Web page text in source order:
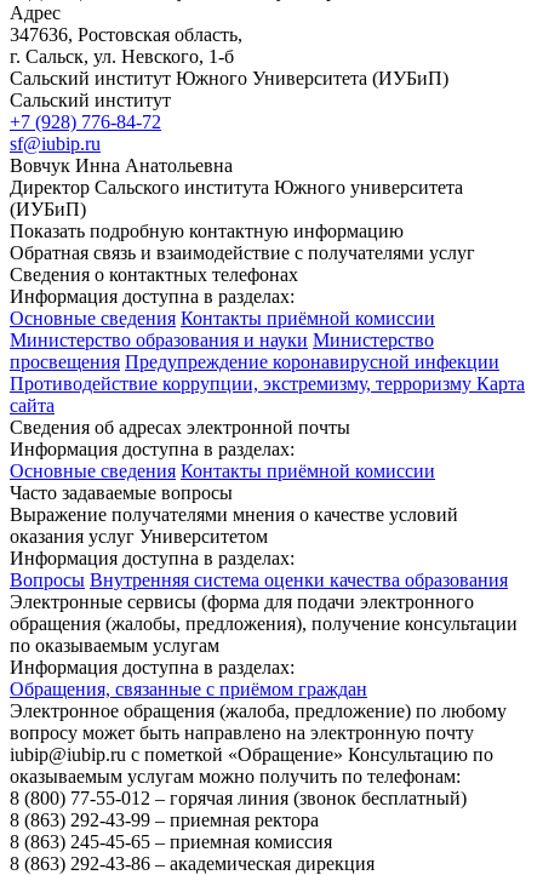
Адрес
347636, Ростовская область,
г. Сальск, ул. Невского, 1-б
Сальский институт Южного Университета (ИУБиП)
Сальский институт
+7 (928) 776-84-72
sf@iubip.ru
Вовчук Инна Анатольевна
Директор Сальского института Южного университета
(ИУБиП)
Показать подробную контактную информацию
Обратная связь и взаимодействие с получателями услуг
Сведения о контактных телефонах
Информация доступна в разделах:
Основные сведения Контакты приёмной комиссии
Министерство образования и науки Министерство
просвещения Предупреждение коронавирусной инфекции
Противодействие коррупции, экстремизму, терроризму Карта
сайта
Сведения об адресах электронной почты
Информация доступна в разделах:
Основные сведения Контакты приёмной комиссии
Часто задаваемые вопросы
Выражение получателями мнения о качестве условий
оказания услуг Университетом
Информация доступна в разделах:
Вопросы Внутренняя система оценки качества образования
Электронные сервисы (форма для подачи электронного
обращения (жалобы, предложения), получение консультации
по оказываемым услугам
Информация доступна в разделах:
Обращения, связанные с приёмом граждан
Электронное обращения (жалоба, предложение) по любому
вопросу может быть направлено на электронную почту
iubip@iubip.ru с пометкой «Обращение» Консультацию по
оказываемым услугам можно получить по телефонам:
8 (800) 77-55-012 – горячая линия (звонок бесплатный)
8 (863) 292-43-99 – приемная ректора
8 (863) 245-45-65 – приемная комиссия
8 (863) 292-43-86 – академическая дирекция